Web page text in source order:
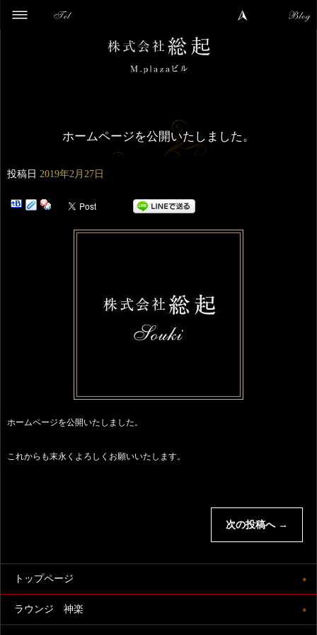
ホームページを公開いたしました。
投稿日 2019年2月27日
ホームページを公開いたしました。
これからも末永くよろしくお願いいたします。
次の投稿へ →
トップページ
ラウンジ 神楽